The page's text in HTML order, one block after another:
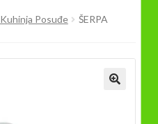
Kuhinja Posuđe
ŠERPA